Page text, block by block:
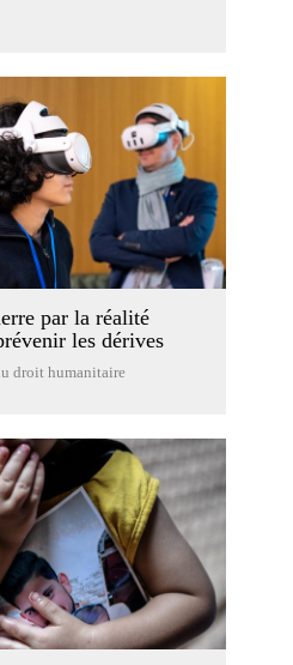
par la réalité
les dérives
droit humanitaire